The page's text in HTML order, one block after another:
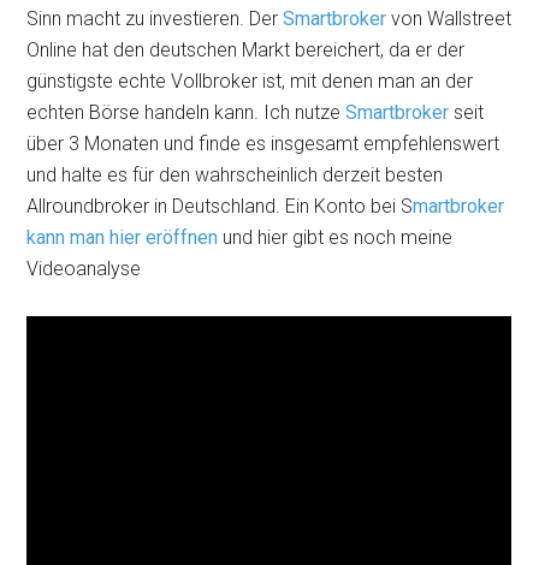
Sinn macht zu investieren. DerSmartbroker von Wallstreet
Online hat den deutschen Markt bereichert, da er der
günstigste echte Vollbroker ist, mit denen man an der
echten Börse handeln kann. Ich nutzeSmartbroker seit
über 3 Monaten und finde es insgesamt empfehlenswert
und halte es für den wahrscheinlich derzeit besten
Allroundbroker in Deutschland. Ein Konto bei Smartbroker
kann man hier eröffnen und hier gibt es noch meine
Videoanalyse